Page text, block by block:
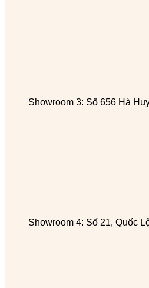
Showroom 3: Số 656 Hà
Showroom 4: Số 21, Quốc